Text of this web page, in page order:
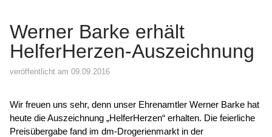
Werner Barke erhält
HelferHerzen-Auszeichnung
veröffentlicht am 09.09.2016
Wir freuen uns sehr, denn unser Ehrenamtler Werner Barke hat
heute die Auszeichnung „HelferHerzen“ erhalten. Die feierliche
Preisübergabe fand im dm-Drogerienmarkt in der